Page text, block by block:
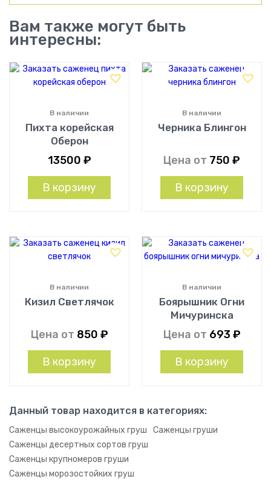
Вам также могут быть
интересны:
Пихта корейская
Оберон
В наличии
13500 ₽
В корзину
Черника Блингон
В наличии
Цена от 750 ₽
В корзину
Кизил Светлячок
В наличии
Цена от 850 ₽
В корзину
Боярышник Огни
Мичуринска
В наличии
Цена от 693 ₽
В корзину
Данный товар находится в категориях:
Саженцы высокоурожайных груш
Саженцы груши
Саженцы десертных сортов груш
Саженцы крупномеров груши
Саженцы морозостойких груш